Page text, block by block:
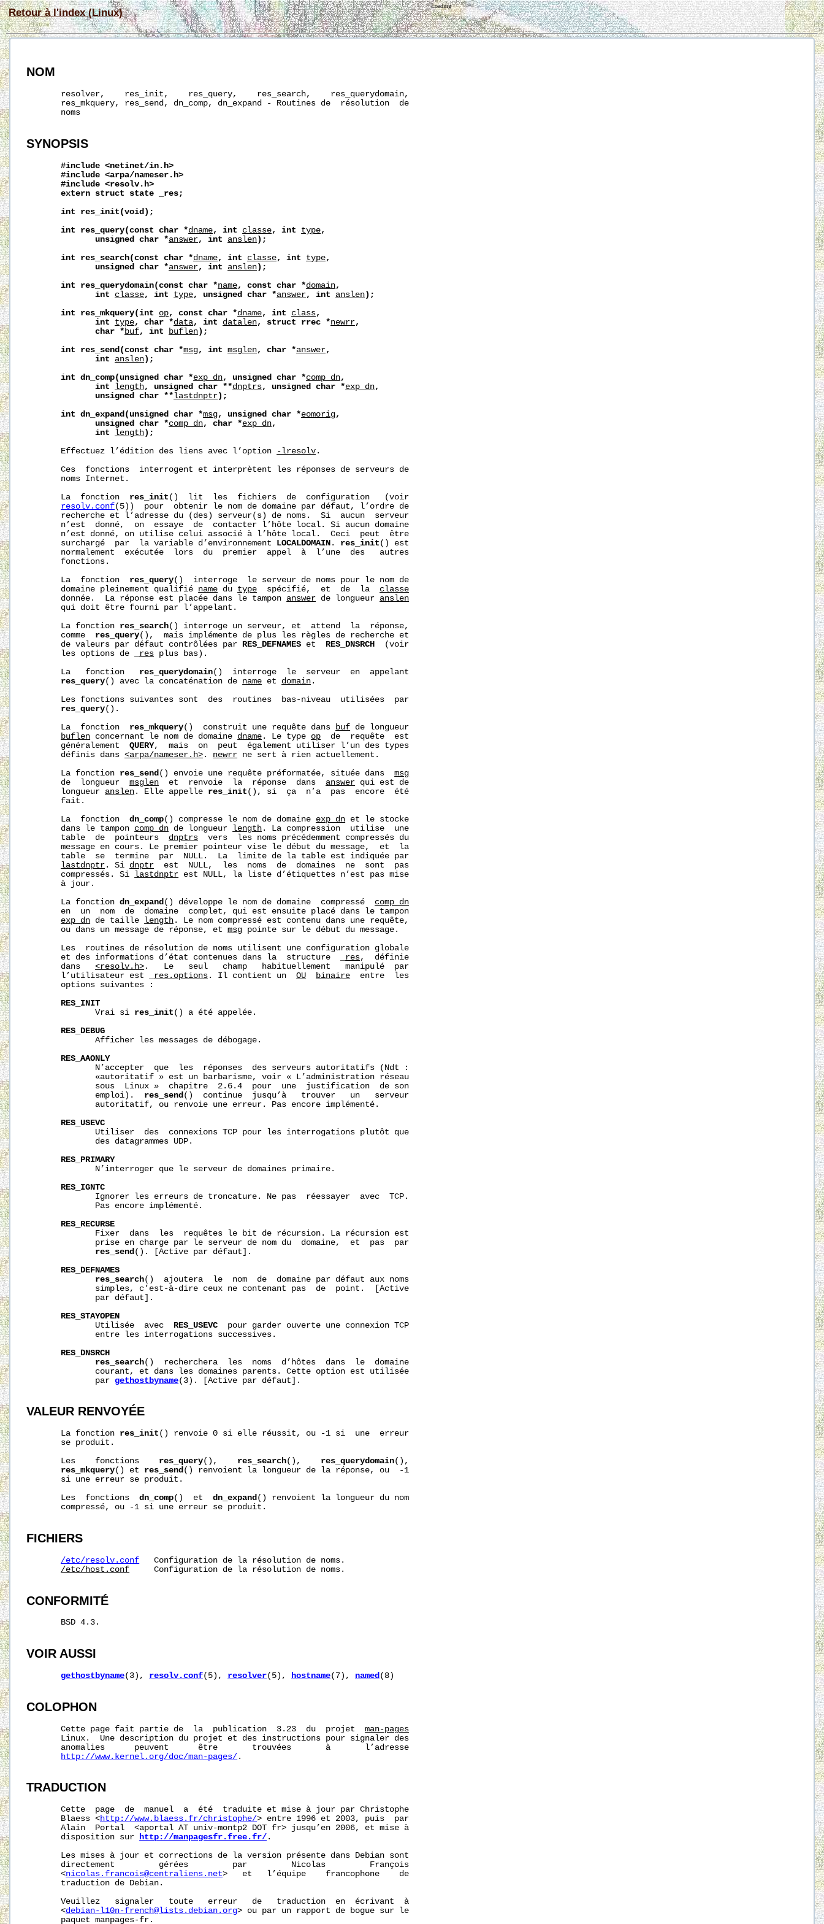
Retour à l'index (Linux)
Loading
NOM
       resolver,    res_init,    res_query,    res_search,    res_querydomain,
       res_mkquery, res_send, dn_comp, dn_expand - Routines de  résolution  de
       noms
SYNOPSIS
#include <netinet/in.h>
#include <arpa/nameser.h>
#include <resolv.h>
extern struct state
_res;
int
res_init(void);
int
res_query(const char *dname, int classe, int type,
unsigned
char *answer, int anslen);
int
res_search(const char *dname, int classe, int type,
unsigned
char *answer, int anslen);
int
res_querydomain(const char *name, const char *domain,
int
classe, int type, unsigned char *answer, int anslen);
int
res_mkquery(int op, const char *dname, int class,
int
type, char *data, int datalen, struct rrec *newrr,
char * buf, int buflen);
int
res_send(const char *msg, int msglen, char *answer,
int
anslen);
int
dn_comp(unsigned char *exp_dn, unsigned char *comp_dn,
int
length, unsigned char **dnptrs, unsigned char *exp_dn,
unsigned
char **lastdnptr);
int
dn_expand(unsigned char *msg, unsigned char *eomorig,
unsigned
char *comp_dn, char *exp_dn,
int
length);
       Effectuez l’édition des liens avec l’option
-lresolv .
       Ces  fonctions  interrogent et interprètent les réponses de serveurs de
       noms Internet.
       La  fonction
res_init ()  lit  les  fichiers  de  configuration   (voir
resolv.conf(5))  pour  obtenir le nom de domaine par défaut, l’ordre de
       recherche et l’adresse du (des) serveur(s) de noms.  Si  aucun  serveur
       n’est  donné,  on  essaye  de  contacter l’hôte local. Si aucun domaine
       n’est donné, on utilise celui associé à l’hôte local.  Ceci  peut  être
       surchargé  par  la variable d’environnement
LOCALDOMAIN . res_init () est
       normalement  exécutée  lors  du  premier  appel  à  l’une  des   autres
       fonctions.
       La  fonction
res_query()  interroge  le serveur de noms pour le nom de
       domaine pleinement qualifié
name du type
  spécifié,  et  de  la
classe
       donnée.  La réponse est placée dans le tampon
answer de longueur anslen
       qui doit être fourni par l’appelant.
       La fonction
res_search() interroge un serveur, et  attend  la  réponse,
       comme
res_query(),  mais implémente de plus les règles de recherche et
       de valeurs par défaut contrôlées par
RES_DEFNAMES et RES_DNSRCH
  (voir
       les options de
res plus bas).
       La   fonction
res_querydomain()  interroge  le  serveur  en  appelant
res_query() avec la concaténation de name et domain .
       Les fonctions suivantes sont  des  routines  bas-niveau  utilisées  par
res_query().
       La  fonction
res_mkquery()  construit une requête dans buf de longueur
buflen concernant le nom de domaine dname . Le type op
  de  requête  est
       généralement
QUERY,  mais  on  peut  également utiliser l’un des types
       définis dans
<arpa/nameser.h> . newrr ne sert à rien actuellement.
       La fonction
res_send () envoie une requête préformatée, située dans msg
       de  longueur
msglen
  et  renvoie  la  réponse  dans
answer qui est de
       longueur
anslen . Elle appelle res_init (), si  ça  n’a  pas  encore  été
       fait.
       La  fonction
dn_comp() compresse le nom de domaine exp_dn et le stocke
       dans le tampon
comp_dn de longueur length . La compression  utilise  une
       table  de  pointeurs
dnptrs
  vers  les noms précédemment compressés du
       message en cours. Le premier pointeur vise le début du message,  et  la
       table  se  termine  par  NULL.  La  limite de la table est indiquée par
lastdnptr . Si dnptr
  est  NULL,  les  noms  de  domaines  ne  sont  pas
       compressés. Si
lastdnptr est NULL, la liste d’étiquettes n’est pas mise
       à jour.
       La fonction
dn_expand () développe le nom de domaine  compressé comp_dn
       en  un  nom  de  domaine  complet, qui est ensuite placé dans le tampon
exp_dn de taille length . Le nom compressé est contenu dans une requête,
       ou dans un message de réponse, et
msg pointe sur le début du message.
       Les  routines de résolution de noms utilisent une configuration globale
       et des informations d’état contenues dans la  structure
res,  définie
       dans
<resolv.h> .   Le   seul   champ   habituellement   manipulé  par
       l’utilisateur est
res.options . Il contient un OU binaire
  entre  les
       options suivantes :
RES_INIT
              Vrai si
res_init () a été appelée.
RES_DEBUG
              Afficher les messages de débogage.
RES_AAONLY
              N’accepter  que  les  réponses  des serveurs autoritatifs (Ndt :
              «autoritatif » est un barbarisme, voir « L’administration réseau
              sous  Linux »  chapitre  2.6.4  pour  une  justification  de son
              emploi).
res_send ()  continue  jusqu’à   trouver   un   serveur
              autoritatif, ou renvoie une erreur. Pas encore implémenté.
RES_USEVC
              Utiliser  des  connexions TCP pour les interrogations plutôt que
              des datagrammes UDP.
RES_PRIMARY
              N’interroger que le serveur de domaines primaire.
RES_IGNTC
              Ignorer les erreurs de troncature. Ne pas  réessayer  avec  TCP.
              Pas encore implémenté.
RES_RECURSE
              Fixer  dans  les  requêtes le bit de récursion. La récursion est
              prise en charge par le serveur de nom du  domaine,  et  pas  par
res_send (). [Active par défaut].
RES_DEFNAMES
res_search()  ajoutera  le  nom  de  domaine par défaut aux noms
              simples, c’est-à-dire ceux ne contenant pas  de  point.  [Active
              par défaut].
RES_STAYOPEN
              Utilisée  avec
RES_USEVC
  pour garder ouverte une connexion TCP
              entre les interrogations successives.
RES_DNSRCH
res_search()  recherchera  les  noms  d’hôtes  dans  le  domaine
              courant, et dans les domaines parents. Cette option est utilisée
              par
gethostbyname(3). [Active par défaut].
VALEUR RENVOYÉE
       La fonction
res_init () renvoie 0 si elle réussit, ou -1 si  une  erreur
       se produit.
       Les    fonctions
res_query(), res_search(), res_querydomain(),
res_mkquery() et res_send() renvoient la longueur de la réponse, ou  -1
       si une erreur se produit.
       Les  fonctions
dn_comp()  et dn_expand() renvoient la longueur du nom
       compressé, ou -1 si une erreur se produit.
FICHIERS
/etc/resolv.conf
   Configuration de la résolution de noms.
/etc/host.conf
     Configuration de la résolution de noms.
CONFORMITÉ
       BSD 4.3.
VOIR AUSSI
gethostbyname(3), resolv.conf(5), resolver(5), hostname(7), named(8)
COLOPHON
       Cette page fait partie de  la  publication  3.23  du  projet
man-pages
       Linux.  Une description du projet et des instructions pour signaler des
       anomalies      peuvent      être       trouvées       à       l’adresse
http://www.kernel.org/doc/man-pages/ .
TRADUCTION
       Cette  page  de  manuel  a  été  traduite et mise à jour par Christophe
       Blaess <
http://www.blaess.fr/christophe/> entre 1996 et 2003, puis  par
       Alain  Portal  <aportal AT univ-montp2 DOT fr> jusqu’en 2006, et mise à
       disposition sur
http://manpagesfr.free.fr/ .
       Les mises à jour et corrections de la version présente dans Debian sont
       directement         gérées         par         Nicolas         François
       <
nicolas.francois@centraliens.net>   et   l’équipe    francophone    de
       traduction de Debian.
       Veuillez   signaler   toute   erreur   de   traduction  en  écrivant  à
       <
debian-l10n-french@lists.debian.org> ou par un rapport de bogue sur le
       paquet manpages-fr.